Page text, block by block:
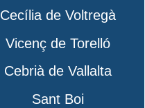
Cecília de Voltregà
Vicenç de Torelló
Cebrià de Vallalta
Sant Boi